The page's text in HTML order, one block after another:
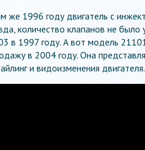
же 1996 году двигатель с
количество клапанов не
в 1997 году. А вот модель
в 2004 году. Она
и видоизменения двигателя.